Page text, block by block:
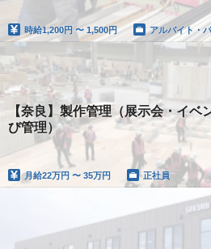
時給1,200円 〜 1,500円 アルバイト・
【奈良】製作管理（展示会・イベ
び管理）
月給22万円 〜 35万円 正社員